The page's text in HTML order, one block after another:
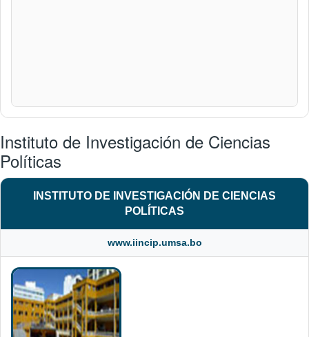
Instituto de Investigación de Ciencias
Políticas
INSTITUTO DE INVESTIGACIÓN DE CIENCIAS
POLÍTICAS
www.iincip.umsa.bo